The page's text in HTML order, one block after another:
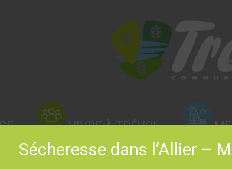
VIVRE À TRÉVOL
Sécheresse dans l’Allier –